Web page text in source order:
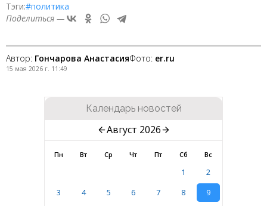
Тэги:#политика
Поделиться —
Автор: Гончарова АнастасияФото: er.ru
15 мая 2026 г. 11:49
Календарь новостей
Август 2026
Пн Вт Ср Чт Пт Сб Вс
1
2
3
4 5 6 7 8
9